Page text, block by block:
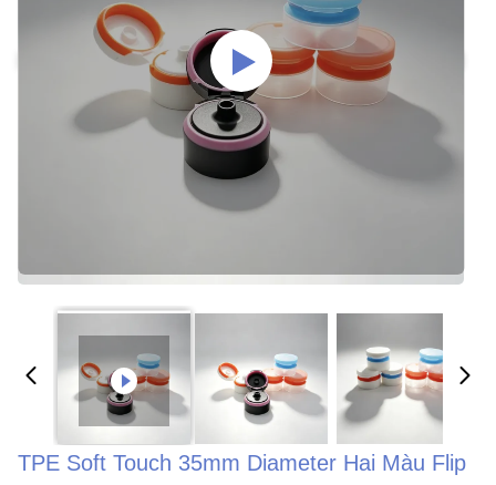
TPE Soft Touch 35mm Diameter Hai Màu Flip